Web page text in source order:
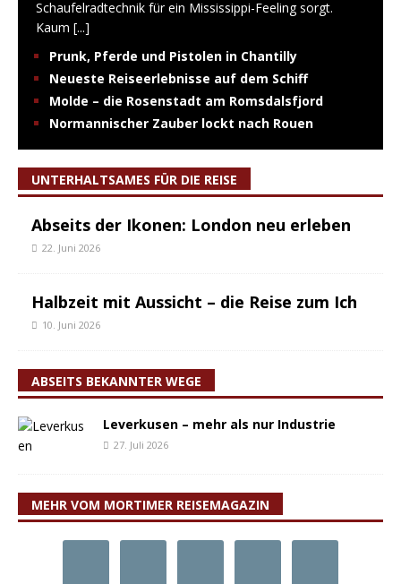
Schaufelradtechnik für ein Mississippi-Feeling sorgt.
Kaum [...]
Prunk, Pferde und Pistolen in Chantilly
Neueste Reiseerlebnisse auf dem Schiff
Molde – die Rosenstadt am Romsdalsfjord
Normannischer Zauber lockt nach Rouen
UNTERHALTSAMES FÜR DIE REISE
Abseits der Ikonen: London neu erleben
22. Juni 2026
Halbzeit mit Aussicht – die Reise zum Ich
10. Juni 2026
ABSEITS BEKANNTER WEGE
Leverkusen – mehr als nur Industrie
27. Juli 2026
MEHR VOM MORTIMER REISEMAGAZIN